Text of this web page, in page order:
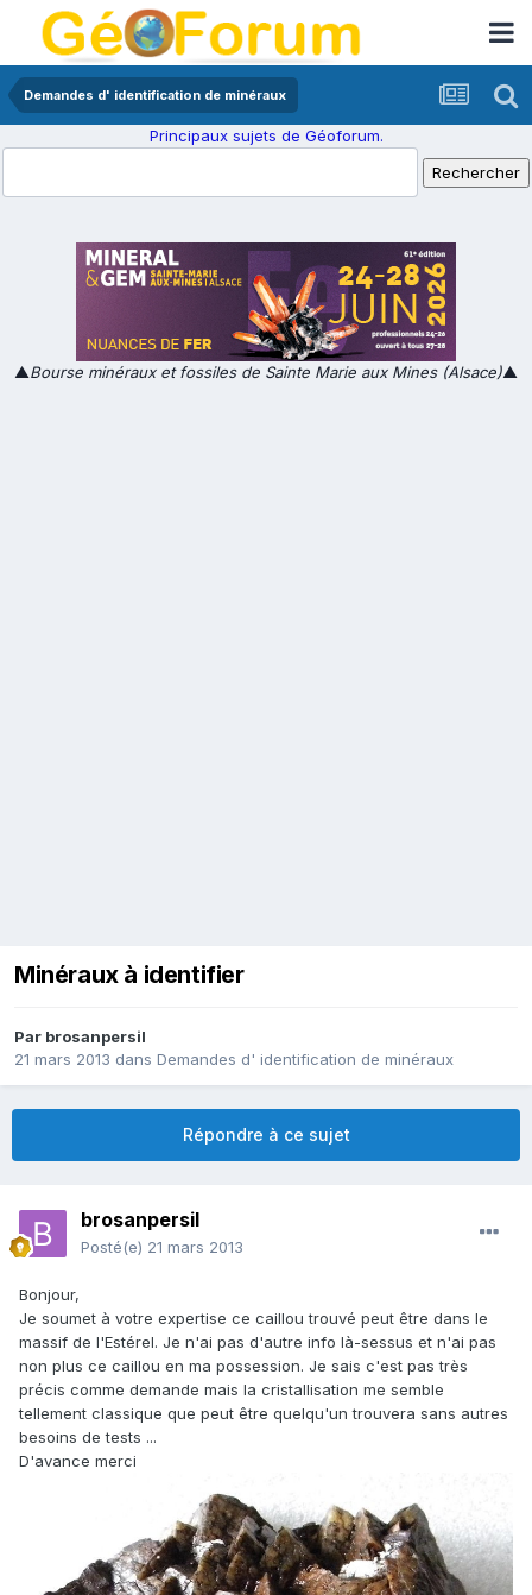
Demandes d' identification de minéraux
Principaux sujets de Géoforum.
▲Bourse minéraux et fossiles de Sainte Marie aux Mines (Alsace)▲
Minéraux à identifier
Par brosanpersil
21 mars 2013 dans Demandes d' identification de minéraux
Répondre à ce sujet
brosanpersil
Posté(e) 21 mars 2013
Bonjour,
Je soumet à votre expertise ce caillou trouvé peut être dans le
massif de l'Estérel. Je n'ai pas d'autre info là-sessus et n'ai pas
non plus ce caillou en ma possession. Je sais c'est pas très
précis comme demande mais la cristallisation me semble
tellement classique que peut être quelqu'un trouvera sans autres
besoins de tests ...
D'avance merci